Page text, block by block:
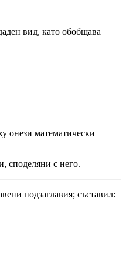
вид, като обобщава
онези математически
споделяни с него.
подзаглавия; съставил: